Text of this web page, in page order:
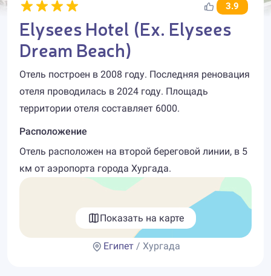
3.9
Elysees Hotel (Ex. Elysees
Dream Beach)
Отель построен в 2008 году. Последняя реновация
отеля проводилась в 2024 году. Площадь
территории отеля составляет 6000.
Расположение
Отель расположен на второй береговой линии, в 5
км от аэропорта города Хургада.
Показать на карте
Египет / Хургада